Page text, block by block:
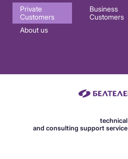
Основная
навигация
Private
Customers
Business
Customers
About us
technical
and consulting support service